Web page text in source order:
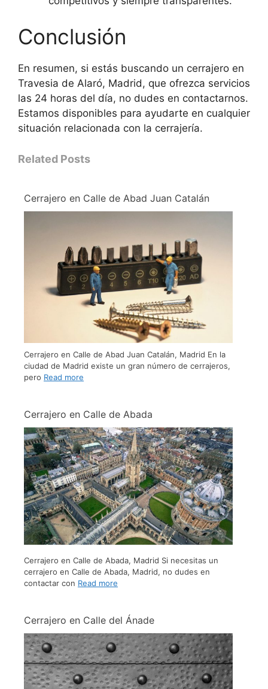
Conclusión
En resumen, si estás buscando un cerrajero en
Travesia de Alaró, Madrid, que ofrezca servicios
las 24 horas del día, no dudes en contactarnos.
Estamos disponibles para ayudarte en cualquier
situación relacionada con la cerrajería.
Related Posts
Cerrajero en Calle de Abad Juan Catalán
Cerrajero en Calle de Abad Juan Catalán, Madrid En la
ciudad de Madrid existe un gran número de cerrajeros,
pero Read more
Cerrajero en Calle de Abada
Cerrajero en Calle de Abada, Madrid Si necesitas un
cerrajero en Calle de Abada, Madrid, no dudes en
contactar con Read more
Cerrajero en Calle del Ánade